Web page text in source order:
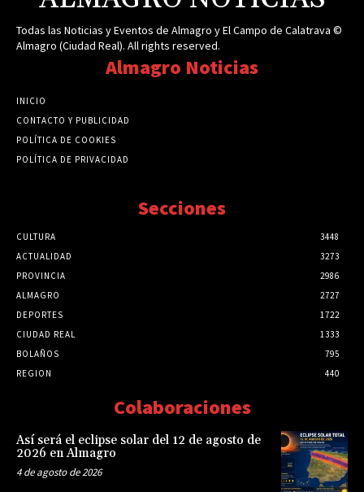
Todas las Noticias y Eventos de Almagro y El Campo de Calatrava ©
Almagro (Ciudad Real). All rights reserved.
Almagro Noticias
INICIO
CONTACTO Y PUBLICIDAD
POLÍTICA DE COOKIES
POLÍTICA DE PRIVACIDAD
Secciones
CULTURA
3448
ACTUALIDAD
3273
PROVINCIA
2986
ALMAGRO
2727
DEPORTES
1722
CIUDAD REAL
1333
BOLAÑOS
795
REGION
440
Colaboraciones
Así será el eclipse solar del 12 de agosto de
2026 en Almagro
4 de agosto de 2026